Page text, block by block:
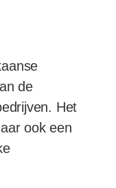
de
Het
ook een